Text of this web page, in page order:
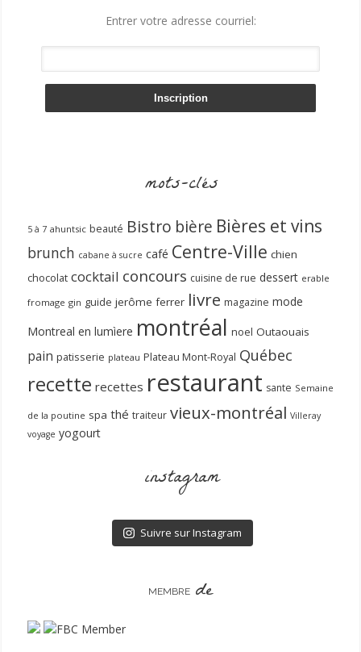
Entrer votre adresse courriel:
mots-clés
5 à 7 ahuntsic beauté Bistro bière Bières et vins
brunch cabane à sucre café Centre-Ville chien
chocolat cocktail concours cuisine de rue dessert erable
fromage gin guide jerôme ferrer livre magazine mode
Montreal en lumìere montréal noel Outaouais
pain patisserie plateau Plateau Mont-Royal Québec
recette recettes restaurant sante Semaine
de la poutine spa thé traiteur vieux-montréal Villeray
voyage yogourt
instagram
Suivre sur Instagram
MEMBRE de